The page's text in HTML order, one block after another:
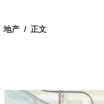
地产 正文